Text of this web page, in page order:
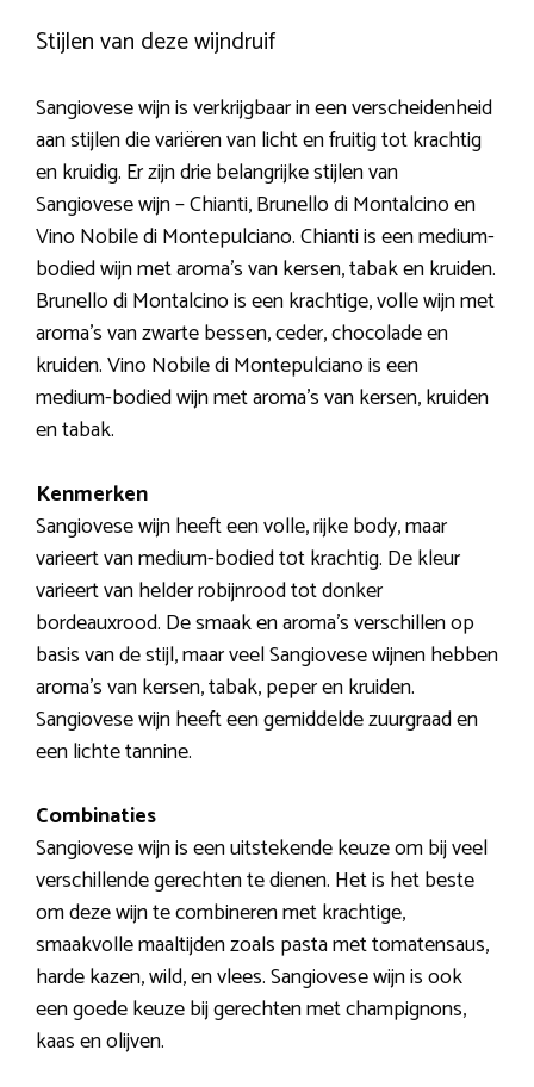
Stijlen van deze wijndruif
Sangiovese wijn is verkrijgbaar in een verscheidenheid
aan stijlen die variëren van licht en fruitig tot krachtig
en kruidig. Er zijn drie belangrijke stijlen van
Sangiovese wijn – Chianti, Brunello di Montalcino en
Vino Nobile di Montepulciano. Chianti is een medium-
bodied wijn met aroma’s van kersen, tabak en kruiden.
Brunello di Montalcino is een krachtige, volle wijn met
aroma’s van zwarte bessen, ceder, chocolade en
kruiden. Vino Nobile di Montepulciano is een
medium-bodied wijn met aroma’s van kersen, kruiden
en tabak.
Kenmerken
Sangiovese wijn heeft een volle, rijke body, maar
varieert van medium-bodied tot krachtig. De kleur
varieert van helder robijnrood tot donker
bordeauxrood. De smaak en aroma’s verschillen op
basis van de stijl, maar veel Sangiovese wijnen hebben
aroma’s van kersen, tabak, peper en kruiden.
Sangiovese wijn heeft een gemiddelde zuurgraad en
een lichte tannine.
Combinaties
Sangiovese wijn is een uitstekende keuze om bij veel
verschillende gerechten te dienen. Het is het beste
om deze wijn te combineren met krachtige,
smaakvolle maaltijden zoals pasta met tomatensaus,
harde kazen, wild, en vlees. Sangiovese wijn is ook
een goede keuze bij gerechten met champignons,
kaas en olijven.